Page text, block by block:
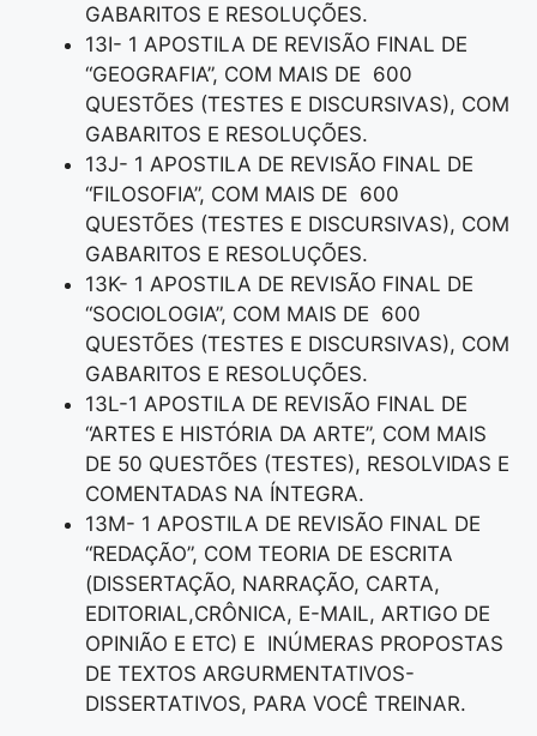
GABARITOS E RESOLUÇÕES.
13I- 1 APOSTILA DE REVISÃO FINAL DE
“GEOGRAFIA”, COM MAIS DE 600
QUESTÕES (TESTES E DISCURSIVAS), COM
GABARITOS E RESOLUÇÕES.
13J- 1 APOSTILA DE REVISÃO FINAL DE
“FILOSOFIA”, COM MAIS DE 600
QUESTÕES (TESTES E DISCURSIVAS), COM
GABARITOS E RESOLUÇÕES.
13K- 1 APOSTILA DE REVISÃO FINAL DE
“SOCIOLOGIA”, COM MAIS DE 600
QUESTÕES (TESTES E DISCURSIVAS), COM
GABARITOS E RESOLUÇÕES.
13L-1 APOSTILA DE REVISÃO FINAL DE
“ARTES E HISTÓRIA DA ARTE”, COM MAIS
DE 50 QUESTÕES (TESTES), RESOLVIDAS E
COMENTADAS NA ÍNTEGRA.
13M- 1 APOSTILA DE REVISÃO FINAL DE
“REDAÇÃO”, COM TEORIA DE ESCRITA
(DISSERTAÇÃO, NARRAÇÃO, CARTA,
EDITORIAL,CRÔNICA, E-MAIL, ARTIGO DE
OPINIÃO E ETC) E INÚMERAS PROPOSTAS
DE TEXTOS ARGURMENTATIVOS-
DISSERTATIVOS, PARA VOCÊ TREINAR.